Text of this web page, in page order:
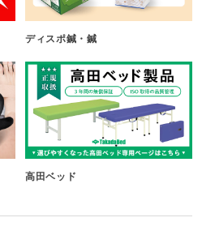
ディスポ鍼・鍼
高田ベッド